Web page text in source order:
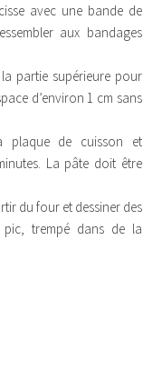
avec une bande de
aux bandages
partie supérieure pour
d’environ 1 cm sans
plaque de cuisson et
La pâte doit être
du four et dessiner des
trempé dans de la